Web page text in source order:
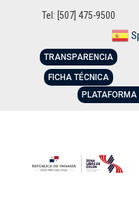
Tel: [507] 475-9500
TRANSPARENCIA
FICHA TÉCNICA